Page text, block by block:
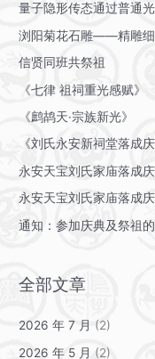
量子隐形传态通过普通
浏阳菊花石雕——精雕细
信贤同班共祭祖
《七律 祖祠重光感赋》
《鹧鸪天·宗族新光》
《刘氏永安新祠堂落成
永安天宝刘氏家庙落成
永安天宝刘氏家庙落成
通知：参加庆典及祭祖
全部文章
2026 年 7 月 (2)
2026 年 5 月 (2)